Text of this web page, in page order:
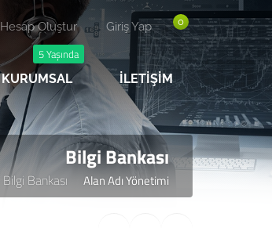
0
Giriş Yap
Hesap Oluştur
5 Yaşında
KURUMSAL İLETİŞİM
Bilgi Bankası
Bilgi Bankası Alan Adı Yönetimi